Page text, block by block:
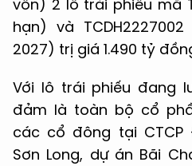
vốn) 2 lô trái phiếu mã
hạn) và
2027) trị giá 1.490 tỷ
Với lô trái phiếu đang
đảm là toàn bộ cổ
các cổ đông tại
Sơn Long, dự án Bãi